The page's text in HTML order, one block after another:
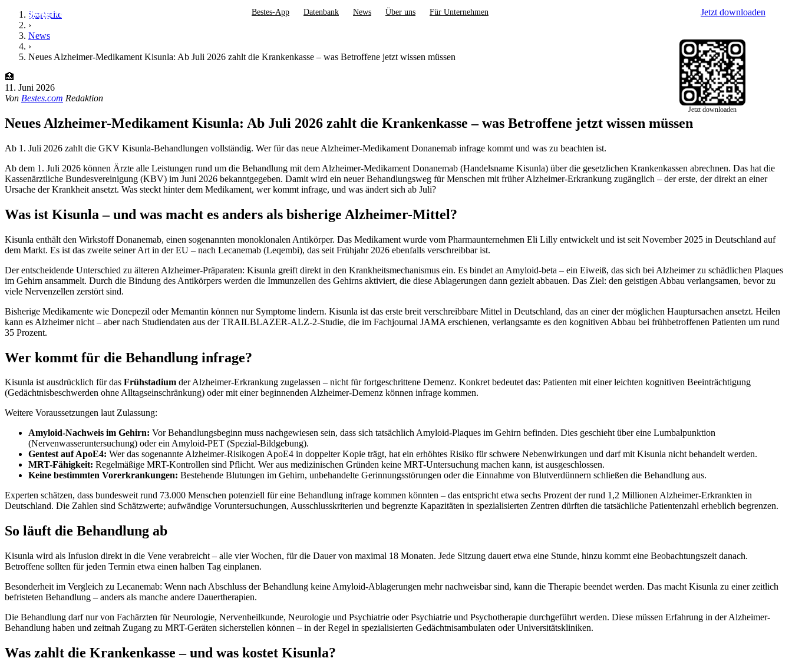
Bestes-App Datenbank News Über uns Für Unternehmen
Jetzt downloaden
Jetzt downloaden
Startseite
›
News
›
Neues Alzheimer-Medikament Kisunla: Ab Juli 2026 zahlt die Krankenkasse – was Betroffene jetzt wissen müssen
🏥
11. Juni 2026
Von Bestes.com Redaktion
Neues Alzheimer-Medikament Kisunla: Ab Juli 2026 zahlt die Krankenkasse – was Betroffene jetzt wissen müssen
Ab 1. Juli 2026 zahlt die GKV Kisunla-Behandlungen vollständig. Wer für das neue Alzheimer-Medikament Donanemab infrage kommt und was zu beachten ist.
Ab dem 1. Juli 2026 können Ärzte alle Leistungen rund um die Behandlung mit dem Alzheimer-Medikament Donanemab (Handelsname Kisunla) über die gesetzlichen Krankenkassen abrechnen. Das hat die
Kassenärztliche Bundesvereinigung (KBV) im Juni 2026 bekanntgegeben. Damit wird ein neuer Behandlungsweg für Menschen mit früher Alzheimer-Erkrankung zugänglich – der erste, der direkt an einer
Ursache der Krankheit ansetzt. Was steckt hinter dem Medikament, wer kommt infrage, und was ändert sich ab Juli?
Was ist Kisunla – und was macht es anders als bisherige Alzheimer-Mittel?
Kisunla enthält den Wirkstoff Donanemab, einen sogenannten monoklonalen Antikörper. Das Medikament wurde vom Pharmaunternehmen Eli Lilly entwickelt und ist seit November 2025 in Deutschland auf
dem Markt. Es ist das zweite seiner Art in der EU – nach Lecanemab (Leqembi), das seit Frühjahr 2026 ebenfalls verschreibbar ist.
Der entscheidende Unterschied zu älteren Alzheimer-Präparaten: Kisunla greift direkt in den Krankheitsmechanismus ein. Es bindet an Amyloid-beta – ein Eiweiß, das sich bei Alzheimer zu schädlichen Plaques
im Gehirn ansammelt. Durch die Bindung des Antikörpers werden die Immunzellen des Gehirns aktiviert, die diese Ablagerungen dann gezielt abbauen. Das Ziel: den geistigen Abbau verlangsamen, bevor zu
viele Nervenzellen zerstört sind.
Bisherige Medikamente wie Donepezil oder Memantin können nur Symptome lindern. Kisunla ist das erste breit verschreibbare Mittel in Deutschland, das an einer der möglichen Hauptursachen ansetzt. Heilen
kann es Alzheimer nicht – aber nach Studiendaten aus der TRAILBLAZER-ALZ-2-Studie, die im Fachjournal JAMA erschienen, verlangsamte es den kognitiven Abbau bei frühbetroffenen Patienten um rund
35 Prozent.
Wer kommt für die Behandlung infrage?
Kisunla ist ausdrücklich für das Frühstadium der Alzheimer-Erkrankung zugelassen – nicht für fortgeschrittene Demenz. Konkret bedeutet das: Patienten mit einer leichten kognitiven Beeinträchtigung
(Gedächtnisbeschwerden ohne Alltagseinschränkung) oder mit einer beginnenden Alzheimer-Demenz können infrage kommen.
Weitere Voraussetzungen laut Zulassung:
Amyloid-Nachweis im Gehirn: Vor Behandlungsbeginn muss nachgewiesen sein, dass sich tatsächlich Amyloid-Plaques im Gehirn befinden. Dies geschieht über eine Lumbalpunktion
(Nervenwasseruntersuchung) oder ein Amyloid-PET (Spezial-Bildgebung).
Gentest auf ApoE4: Wer das sogenannte Alzheimer-Risikogen ApoE4 in doppelter Kopie trägt, hat ein erhöhtes Risiko für schwere Nebenwirkungen und darf mit Kisunla nicht behandelt werden.
MRT-Fähigkeit: Regelmäßige MRT-Kontrollen sind Pflicht. Wer aus medizinischen Gründen keine MRT-Untersuchung machen kann, ist ausgeschlossen.
Keine bestimmten Vorerkrankungen: Bestehende Blutungen im Gehirn, unbehandelte Gerinnungsstörungen oder die Einnahme von Blutverdünnern schließen die Behandlung aus.
Experten schätzen, dass bundesweit rund 73.000 Menschen potenziell für eine Behandlung infrage kommen könnten – das entspricht etwa sechs Prozent der rund 1,2 Millionen Alzheimer-Erkrankten in
Deutschland. Die Zahlen sind Schätzwerte; aufwändige Voruntersuchungen, Ausschlusskriterien und begrenzte Kapazitäten in spezialisierten Zentren dürften die tatsächliche Patientenzahl erheblich begrenzen.
So läuft die Behandlung ab
Kisunla wird als Infusion direkt in die Vene verabreicht – alle vier Wochen, für die Dauer von maximal 18 Monaten. Jede Sitzung dauert etwa eine Stunde, hinzu kommt eine Beobachtungszeit danach.
Betroffene sollten für jeden Termin etwa einen halben Tag einplanen.
Besonderheit im Vergleich zu Lecanemab: Wenn nach Abschluss der Behandlung keine Amyloid-Ablagerungen mehr nachweisbar sind, kann die Therapie beendet werden. Das macht Kisunla zu einer zeitlich
befristeten Behandlung – anders als manche andere Dauertherapien.
Die Behandlung darf nur von Fachärzten für Neurologie, Nervenheilkunde, Neurologie und Psychiatrie oder Psychiatrie und Psychotherapie durchgeführt werden. Diese müssen Erfahrung in der Alzheimer-
Behandlung haben und zeitnah Zugang zu MRT-Geräten sicherstellen können – in der Regel in spezialisierten Gedächtnisambulaten oder Universitätskliniken.
Was zahlt die Krankenkasse – und was kostet Kisunla?